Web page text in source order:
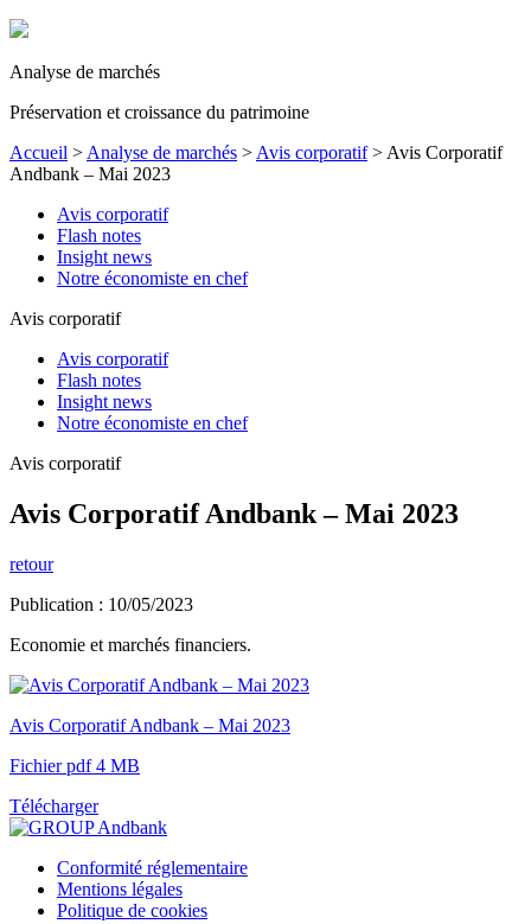
Analyse de marchés
Préservation et croissance du patrimoine
Accueil > Analyse de marchés > Avis corporatif> Avis Corporatif
Andbank – Mai 2023
Avis corporatif
Flash notes
Insight news
Notre économiste en chef
Avis corporatif
Avis corporatif
Flash notes
Insight news
Notre économiste en chef
Avis corporatif
Avis Corporatif Andbank – Mai 2023
retour
Publication : 10/05/2023
Economie et marchés financiers.
Avis Corporatif Andbank – Mai 2023
Fichier pdf 4 MB
Télécharger
Conformité réglementaire
Mentions légales
Politique de cookies